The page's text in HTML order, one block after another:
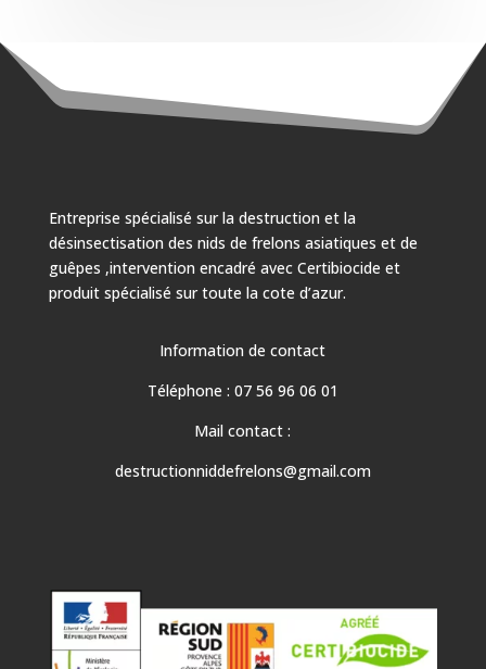
Entreprise spécialisé sur la destruction et la
désinsectisation des nids de frelons asiatiques et de
guêpes ,intervention encadré avec Certibiocide et
produit spécialisé sur toute la cote d’azur.
Information de contact
Téléphone : 07 56 96 06 01
Mail contact :
destructionniddefrelons@gmail.com